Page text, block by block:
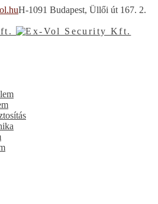
H-1091 Budapest, Üllői út 167. 2.